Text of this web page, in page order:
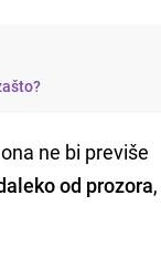
ne bi previše
od prozora,